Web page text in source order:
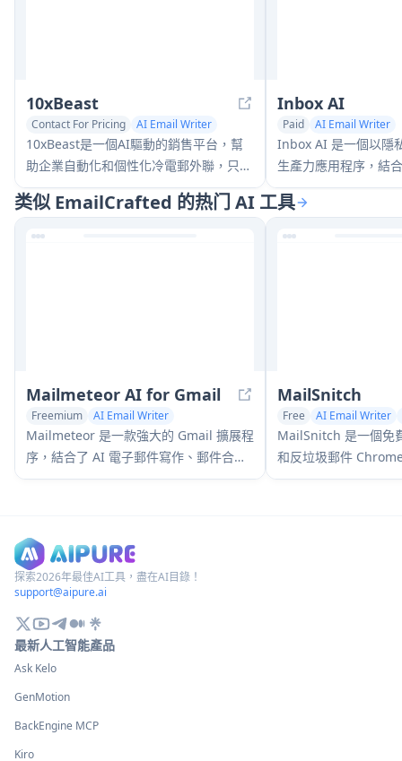
10xBeast
Contact For Pricing
AI Email Writer
Sales Assistant
10xBeast是一個AI驅動的銷售平台，幫
助企業自動化和個性化冷電郵外聯，只需
幾次點擊即可將潛在客戶轉化為客戶。
Inbox AI
Paid
AI Email Writer
AI Task Management
Inbox AI 是一個以隱
生產力應用程序，結
動化和電子郵件管理
自定義工作流和命令
类似 EmailCrafted 的热门 AI 工具
Mailmeteor AI for Gmail
Freemium
AI Email Writer
AI Email Marketing
Mailmeteor 是一款強大的 Gmail 擴展程
序，結合了 AI 電子郵件寫作、郵件合
併、自動跟進和電子郵件導出功能，以增
MailSnitch
Free AI Email Writer
MailSnitch 是一個免
和反垃圾郵件
過自動電子郵件標記
探索2026年最佳AI工具，盡在AI目錄！
support@aipure.ai
最新人工智能產品
Ask Kelo
GenMotion
BackEngine MCP
Kiro